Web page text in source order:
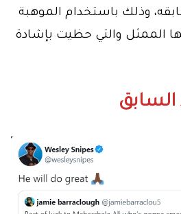
وذلك باستخدام الموهبة
الممثل والتي حظيت بإشادة